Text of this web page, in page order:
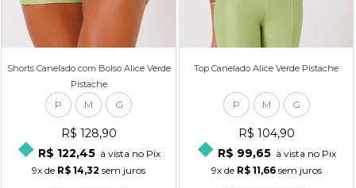
Shorts Canelado com Bolso Alice Verde
Pistache
P M G
R$ 128,90
R$ 122,45 à vista no Pix
9x de R$ 14,32 sem juros
Top Canelado Alice Verde Pistache
P M G
R$ 104,90
R$ 99,65 à vista no Pix
9xde R$ 11,66sem juros